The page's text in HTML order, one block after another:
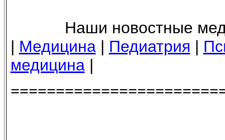
Наши новостные
| Медицина| Педиатрия |
медицина|